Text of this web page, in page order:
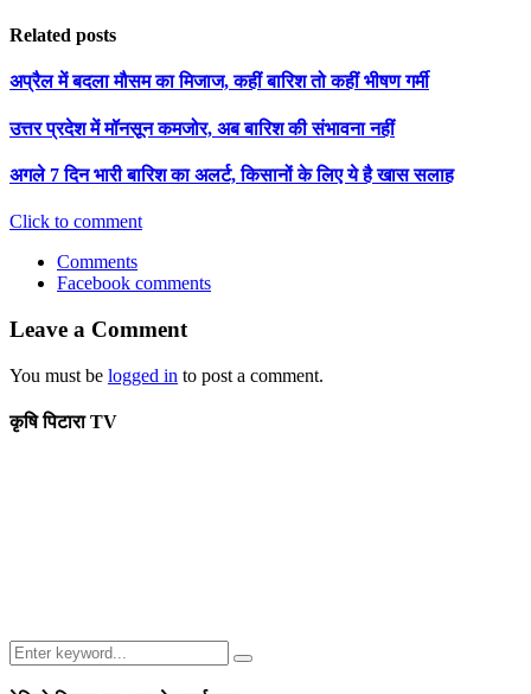
Related posts
अप्रैल में बदला मौसम का मिजाज, कहीं बारिश तो कहीं भीषण गर्मी
उत्तर प्रदेश में मॉनसून कमजोर, अब बारिश की संभावना नहीं
अगले 7 दिन भारी बारिश का अलर्ट, किसानों के लिए ये है खास सलाह
Click to comment
Comments
Facebook comments
Leave a Comment
You must be logged in to post a comment.
कृषि पिटारा TV
Search
for:
Search